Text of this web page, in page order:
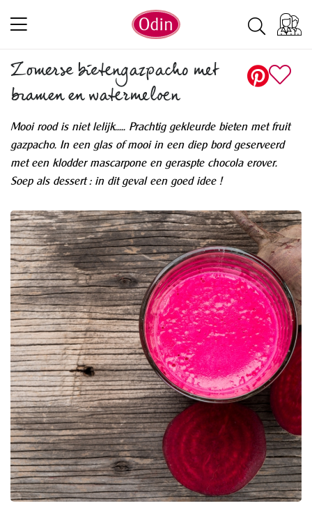
Zomerse bietengazpacho met
bramen en watermeloen
Mooi rood is niet lelijk..... Prachtig gekleurde bieten met fruit
gazpacho. In een glas of mooi in een diep bord geserveerd
met een klodder mascarpone en geraspte chocola erover.
Soep als dessert : in dit geval een goed idee !